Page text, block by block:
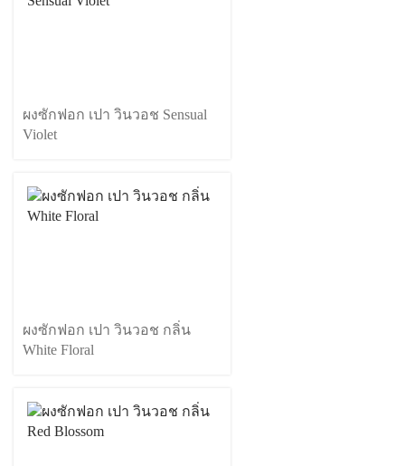
ผงซักฟอก เปา วินวอช Sensual
Violet
ผงซักฟอก เปา วินวอช กลิ่น
White Floral